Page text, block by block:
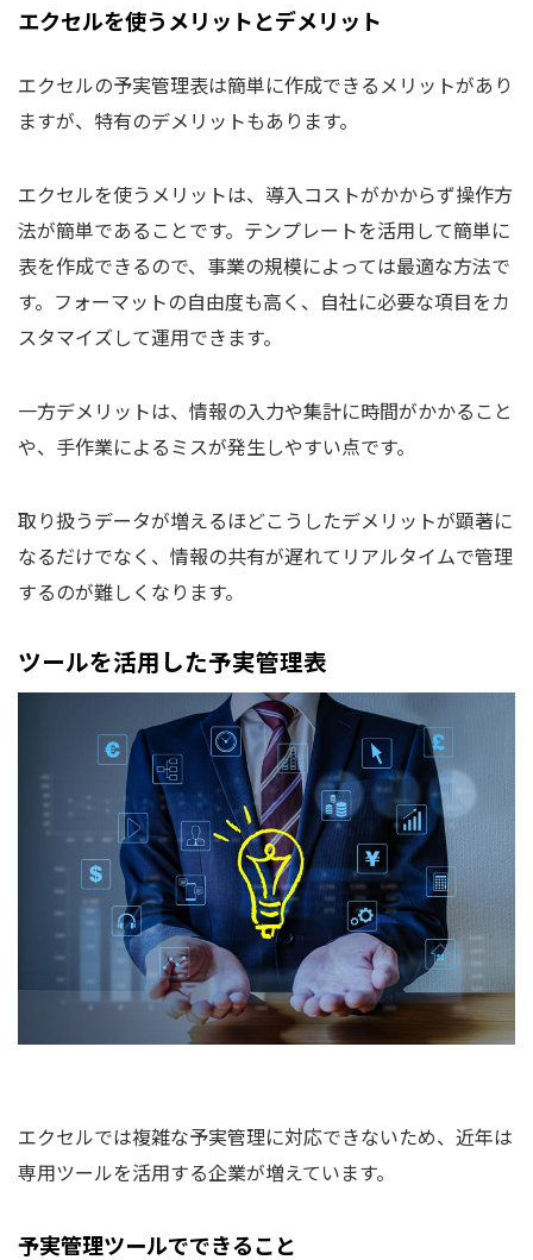
エクセルを使うメリットとデメリット
エクセルの予実管理表は簡単に作成できるメリットがあり
ますが、特有のデメリットもあります。
エクセルを使うメリットは、導入コストがかからず操作方
法が簡単であることです。テンプレートを活用して簡単に
表を作成できるので、事業の規模によっては最適な方法で
す。フォーマットの自由度も高く、自社に必要な項目をカ
スタマイズして運用できます。
一方デメリットは、情報の入力や集計に時間がかかること
や、手作業によるミスが発生しやすい点です。
取り扱うデータが増えるほどこうしたデメリットが顕著に
なるだけでなく、情報の共有が遅れてリアルタイムで管理
するのが難しくなります。
ツールを活用した予実管理表
エクセルでは複雑な予実管理に対応できないため、近年は
専用ツールを活用する企業が増えています。
予実管理ツールでできること